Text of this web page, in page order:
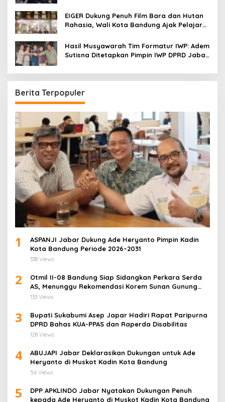
EIGER Dukung Penuh Film Bara dan Hutan
Rahasia, Wali Kota Bandung Ajak Pelajar
Hasil Musyawarah Tim Formatur IWP: Adem
Sutisna Ditetapkan Pimpin IWP DPRD Jabar
Berita Terpopuler
1
ASPANJI Jabar Dukung Ade Heryanto Pimpin Kadin
Kota Bandung Periode 2026–2031
338 Views
2
Otmil II-08 Bandung Siap Sidangkan Perkara Serda
AS, Menunggu Rekomendasi Korem Sunan Gunung
Jati Cirebon
133 Views
3
Bupati Sukabumi Asep Japar Hadiri Rapat Paripurna
DPRD Bahas KUA-PPAS dan Raperda Disabilitas
128 Views
4
ABUJAPI Jabar Deklarasikan Dukungan untuk Ade
Heryanto di Muskot Kadin Kota Bandung
56 Views
5
DPP APKLINDO Jabar Nyatakan Dukungan Penuh
kepada Ade Heryanto di Muskot Kadin Kota Bandung